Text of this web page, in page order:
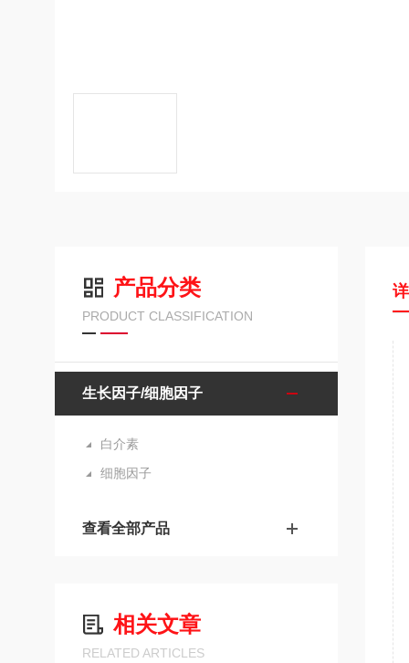
产品分类
PRODUCT CLASSIFICATION
生长因子/细胞因子
白介素
细胞因子
查看全部产品
相关文章
RELATED ARTICLES